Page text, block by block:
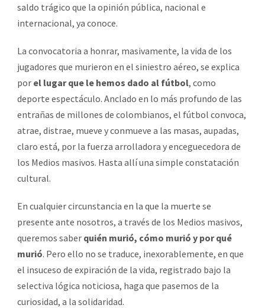
saldo trágico que la opinión pública, nacional e
internacional, ya conoce.
La convocatoria a honrar, masivamente, la vida de los
jugadores que murieron en el siniestro aéreo, se explica
por el lugar que le hemos dado al fútbol, como
deporte espectáculo. Anclado en lo más profundo de las
entrañas de millones de colombianos, el fútbol convoca,
atrae, distrae, mueve y conmueve a las masas, aupadas,
claro está, por la fuerza arrolladora y enceguecedora de
los Medios masivos. Hasta allí una simple constatación
cultural.
En cualquier circunstancia en la que la muerte se
presente ante nosotros, a través de los Medios masivos,
queremos saber quién murió, cómo murió y por qué
murió. Pero ello no se traduce, inexorablemente, en que
el insuceso de expiración de la vida, registrado bajo la
selectiva lógica noticiosa, haga que pasemos de la
curiosidad, a la solidaridad.